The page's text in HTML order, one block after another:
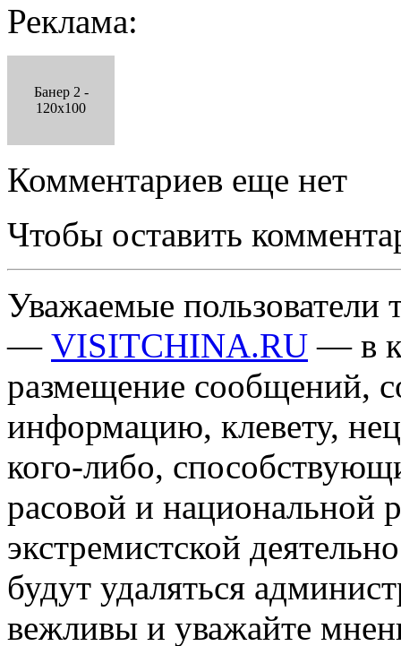
Реклама:
Банер 2 -
120x100
Комментариев еще нет
Чтобы оставить
Уважаемые пользователи
— VISITCHINA.RU — в
размещение сообщений,
информацию, клевету,
кого-либо,
расовой и национальной
экстремистской
будут удаляться
вежливы и уважайте